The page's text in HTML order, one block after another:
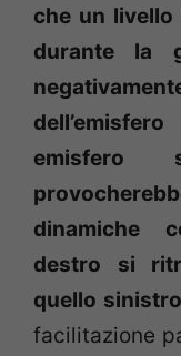
che un
durante la
emisfero
dinamiche
destro si
quello sinistro
facilitazione